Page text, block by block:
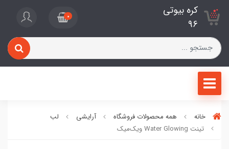
کره بیوتی
96
0
خانه همه محصولات فروشگاه آرایشی
لب
تینت Water Glowing ویک‌میک